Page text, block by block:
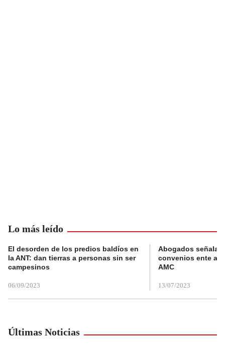
Lo más leído
El desorden de los predios baldíos en
la ANT: dan tierras a personas sin ser
campesinos
06/09/2023
Abogados
convenios ente
AMC
13/07/2023
Últimas Noticias